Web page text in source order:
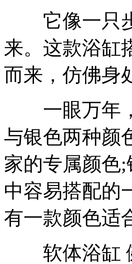
它像一只步
来。这款浴缸
而来，仿佛身
一眼万年，
与银色两种颜
家的专属颜色
中容易搭配的
有一款颜色适
软体浴缸